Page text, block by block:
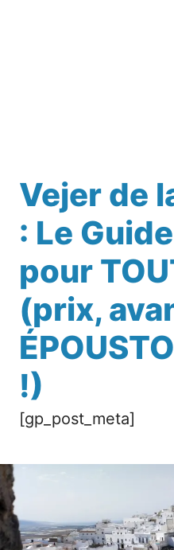
Vejer de
: Le
pour
(prix,
!)
[gp_post_meta]